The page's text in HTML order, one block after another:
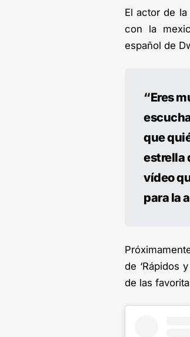
El actor de la
con la
español de
“Eres
que
estrella
vídeo
para la
de ‘Rápidos
de las